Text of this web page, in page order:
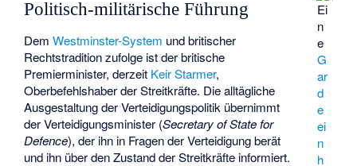
Ei
n
e
G
ar
d
e
ei
n
h
Politisch-militärische Führung
DemWestminster-System und britischer
Rechtstradition zufolge ist der britische
Premierminister, derzeit Keir Starmer,
Oberbefehlshaber der Streitkräfte. Die alltägliche
Ausgestaltung der Verteidigungspolitik übernimmt
der Verteidigungsminister (Secretary of State for
Defence), der ihn in Fragen der Verteidigung berät
und ihn über den Zustand der Streitkräfte informiert.